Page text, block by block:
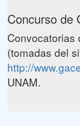
Concurso de
Convocatorias
(tomadas del
http://
UNAM.